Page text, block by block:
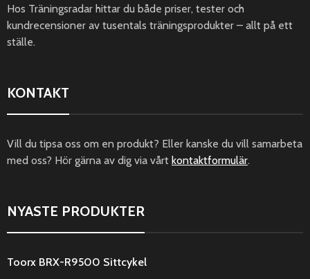
Hos Träningsradar hittar du både priser, tester och
kundrecensioner av tusentals träningsprodukter – allt på ett
ställe.
KONTAKT
Vill du tipsa oss om en produkt? Eller kanske du vill samarbeta
med oss? Hör gärna av dig via vårt kontaktformulär.
NYASTE PRODUKTER
Toorx BRX-R9500 Sittcykel